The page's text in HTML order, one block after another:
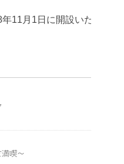
日に開設いたしました！
喫～